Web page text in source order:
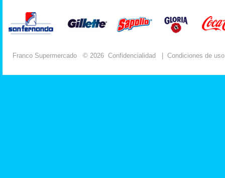
Franco Supermercado © 2026 Confidencialidad Condiciones de uso